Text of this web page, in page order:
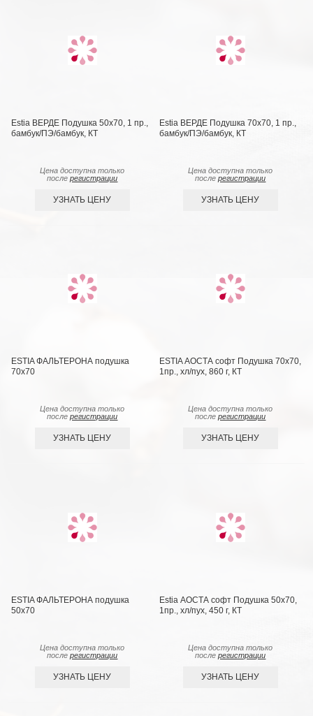
Estia ВЕРДЕ Подушка 50х70, 1 пр.,
бамбук/ПЭ/бамбук, КТ
Цена доступна только
послерегистрации
УЗНАТЬ ЦЕНУ
Estia ВЕРДЕ Подушка 70х70, 1 пр.,
бамбук/ПЭ/бамбук, КТ
Цена доступна только
послерегистрации
УЗНАТЬ ЦЕНУ
ESTIA ФАЛЬТЕРОНА подушка
70х70
Цена доступна только
послерегистрации
УЗНАТЬ ЦЕНУ
ESTIA АОСТА софт Подушка 70х70,
1пр., хл/пух, 860 г, КТ
Цена доступна только
послерегистрации
УЗНАТЬ ЦЕНУ
ESTIA ФАЛЬТЕРОНА подушка
50х70
Цена доступна только
послерегистрации
УЗНАТЬ ЦЕНУ
Estia АОСТА софт Подушка 50х70,
1пр., хл/пух, 450 г, КТ
Цена доступна только
послерегистрации
УЗНАТЬ ЦЕНУ